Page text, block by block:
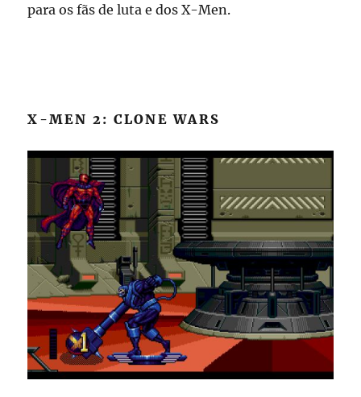
para os fãs de luta e dos X-Men.
X-MEN 2: CLONE WARS